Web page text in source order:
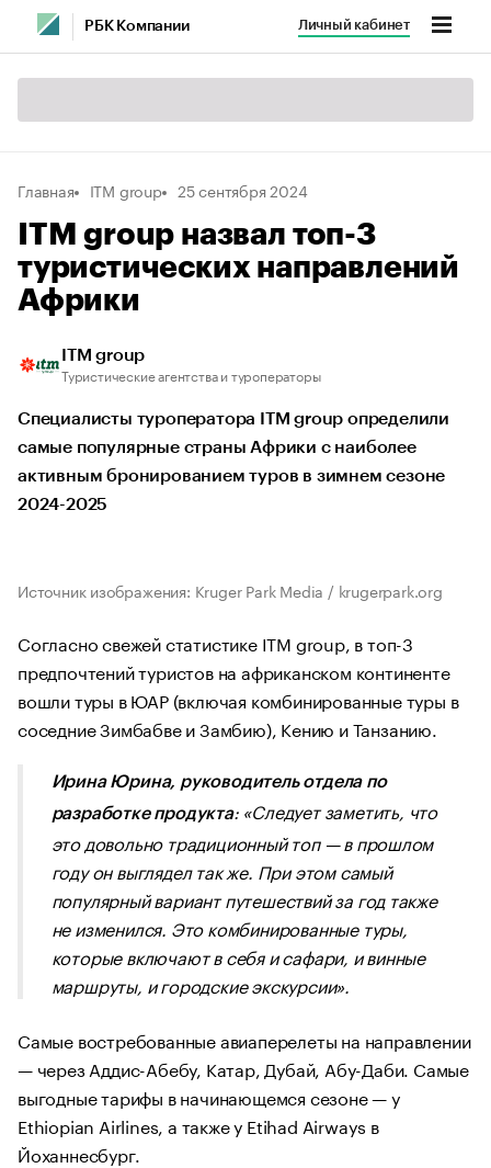
РБК Компании Личный кабинет
Главная ITM group 25 сентября 2024
ITM group назвал топ-3
туристических направлений
Африки
ITM group
Туристические агентства и туроператоры
Специалисты туроператора ITM group определили
самые популярные страны Африки с наиболее
активным бронированием туров в зимнем сезоне
2024-2025
Источник изображения: Kruger Park Media / krugerpark.org
Согласно свежей статистике ITM group, в топ-3
предпочтений туристов на африканском континенте
вошли туры в ЮАР (включая комбинированные туры в
соседние Зимбабве и Замбию), Кению и Танзанию.
Ирина Юрина, руководитель отдела по
разработке продукта: «Следует заметить, что
это довольно традиционный топ — в прошлом
году он выглядел так же. При этом самый
популярный вариант путешествий за год также
не изменился. Это комбинированные туры,
которые включают в себя и сафари, и винные
маршруты, и городские экскурсии».
Самые востребованные авиаперелеты на направлении
— через Аддис-Абебу, Катар, Дубай, Абу-Даби. Самые
выгодные тарифы в начинающемся сезоне — у
Ethiopian Airlines, а также у Etihad Airways в
Йоханнесбург.